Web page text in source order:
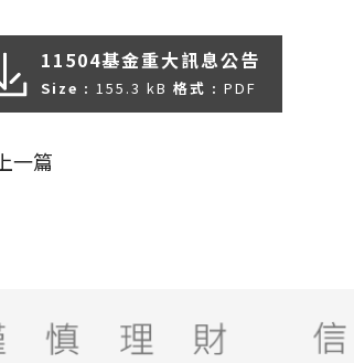
11504基金重大訊息公告
Size : 155.3 kB 格式 : PDF
上一篇